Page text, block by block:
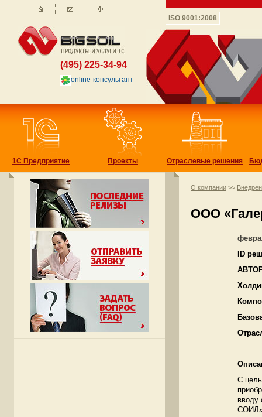
1С Предприятие Проекты Отраслевые решения
О компании >>
ООО
ID
С
вводу
(495) 225-34-94
online-консультант
ISO 9001:2008